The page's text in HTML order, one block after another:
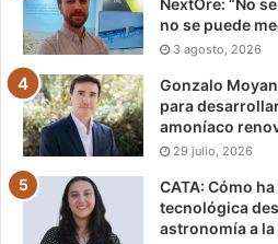
NextOre: “No
no se puede
3 agosto, 2026
Gonzalo
para
amoníaco
29 julio, 2026
CATA: Cómo
tecnológica
astronomía a